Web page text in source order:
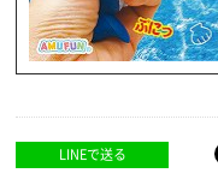
LINEで送る